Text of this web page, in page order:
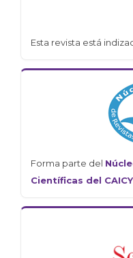
Esta revista está
Forma parte del
Científicas del